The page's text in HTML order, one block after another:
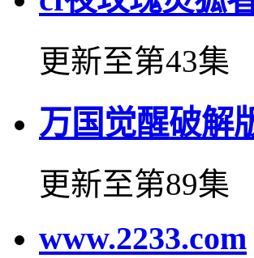
更新至第43集
万国觉醒破解
更新至第89集
www.2233.com